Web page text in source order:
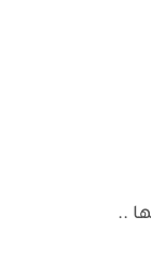
..